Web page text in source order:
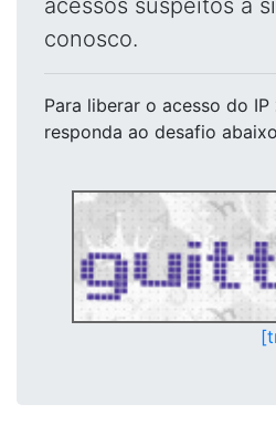
acessos suspeitos a
conosco.
Para liberar o acesso do IP
responda ao desafio